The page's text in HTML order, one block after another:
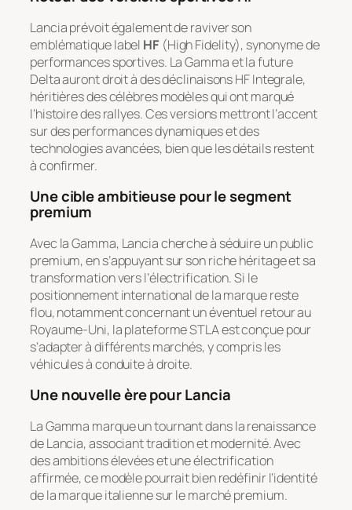
Lancia prévoit également de raviver son
emblématique label HF(High Fidelity), synonyme de
performances sportives. La Gamma et la future
Delta auront droit à des déclinaisons HF Integrale,
héritières des célèbres modèles qui ont marqué
l’histoire des rallyes. Ces versions mettront l’accent
sur des performances dynamiques et des
technologies avancées, bien que les détails restent
à confirmer.
Une cible ambitieuse pour le segment
premium
Avec la Gamma, Lancia cherche à séduire un public
premium, en s’appuyant sur son riche héritage et sa
transformation vers l’électrification. Si le
positionnement international de la marque reste
flou, notamment concernant un éventuel retour au
Royaume-Uni, la plateforme STLA est conçue pour
s’adapter à différents marchés, y compris les
véhicules à conduite à droite.
Une nouvelle ère pour Lancia
La Gamma marque un tournant dans la renaissance
de Lancia, associant tradition et modernité. Avec
des ambitions élevées et une électrification
affirmée, ce modèle pourrait bien redéfinir l’identité
de la marque italienne sur le marché premium.